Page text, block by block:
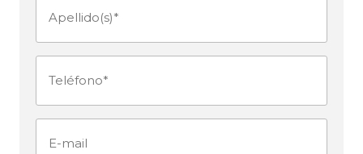
Apellido(s)
Teléfono (Obligatorio)